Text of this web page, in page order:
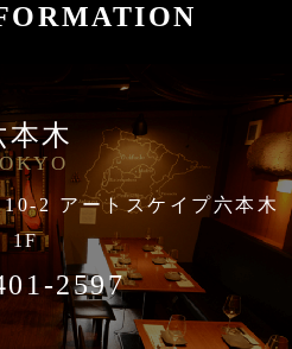
本木
2 アートスケイプ六本木
1F
2597